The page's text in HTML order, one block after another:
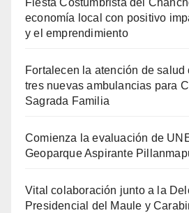
Fiesta Costumbrista del
economía local con positivo
y el emprendimiento
Fortalecen la atención de salud
tres nuevas ambulancias para
Sagrada Familia
Comienza la evaluación de
Geoparque Aspirante
Vital colaboración junto a la
Presidencial del Maule y